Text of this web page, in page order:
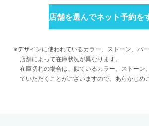
店舗を選んでネット予約を
デザインに使われているカラー、ストーン、パー
店舗によって在庫状況が異なります。
在庫切れの場合は、似ているカラー、ストーン
ていただくことがございますので、あらかじめ